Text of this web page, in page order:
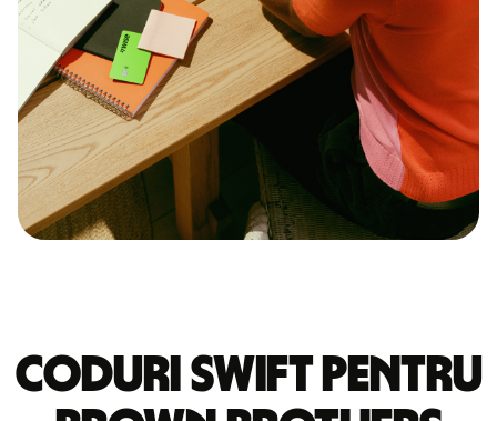
Coduri Swift pentru